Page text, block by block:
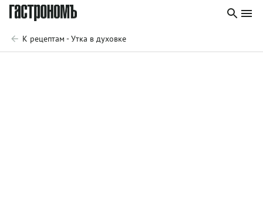
К рецептам - Утка в духовке